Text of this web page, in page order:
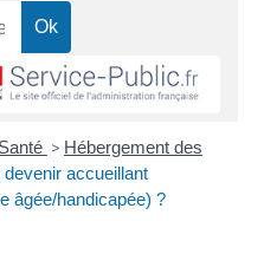
> Hébergement des
accueillant
âgée/handicapée) ?